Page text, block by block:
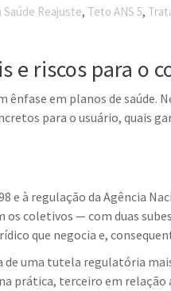
Saúde Reajuste, Teto ANS 5,
e riscos para o
ênfase em planos de
para o usuário, quais
e à regulação da Agência
coletivos — com duas
que negocia e,
uma tutela regulatória
prática, terceiro em